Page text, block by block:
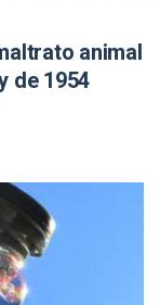
animal
de 1954